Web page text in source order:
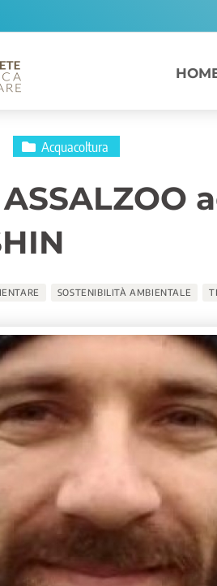
Acquacoltura
SOSTENIBILITÀ AMBIENTALE